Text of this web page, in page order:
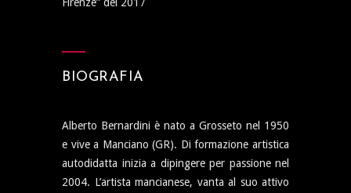
BIOGRAFIA
Alberto Bernardini è nato a Grosseto nel 1950
e vive a Manciano (GR). Di formazione artistica
autodidatta inizia a dipingere per passione nel
2004. L’artista mancianese, vanta al suo attivo